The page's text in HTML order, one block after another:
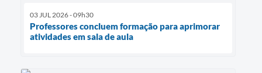
03 JUL 2026 - 09h30
Professores concluem formação para aprimorar
atividades em sala de aula